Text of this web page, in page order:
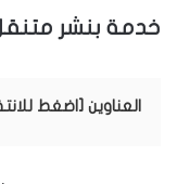
خدمة بنشر
العناوين [اضغط